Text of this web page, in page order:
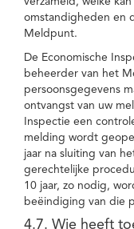
omstandigheden en
Meldpunt.
De Economische
beheerder van het
persoonsgegevens
ontvangst van uw
Inspectie een
melding wordt
jaar na sluiting van
gerechtelijke
10 jaar, zo nodig,
beëindiging van die
4.7. Wie heeft